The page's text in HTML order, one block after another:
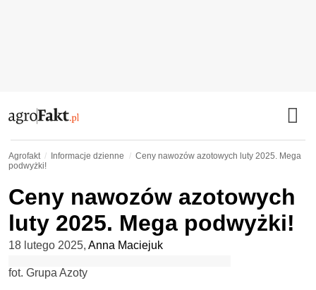
Agrofakt Informacje dzienne
Ceny nawozów azotowych luty 2025. Mega
podwyżki!
Ceny nawozów azotowych
luty 2025. Mega podwyżki!
18 lutego 2025, Anna Maciejuk
fot. Grupa Azoty